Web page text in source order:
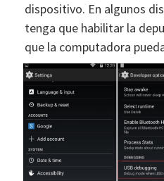
dispositivo. En algunos
tenga que habilitar la
que la computadora